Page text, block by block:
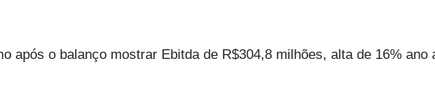
após o balanço mostrar Ebitda de R$304,8 milhões, alta de 16% ano